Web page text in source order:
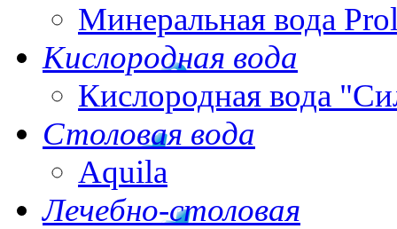
Минеральная вода
Кислородная вода
Кислородная вода
Столовая вода
Aquila
Лечебно-столовая